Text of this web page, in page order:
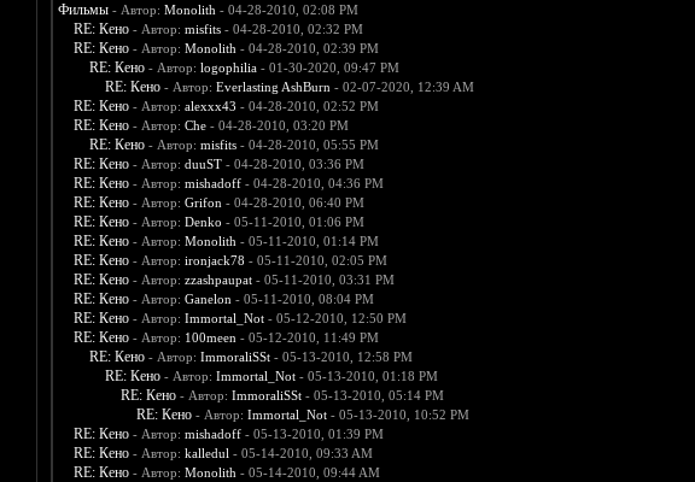
Фильмы - Автор: Monolith - 04-28-2010, 02:08 PM
RE: Кено - Автор: misfits- 04-28-2010, 02:32 PM
RE: Кено - Автор: Monolith - 04-28-2010, 02:39 PM
RE: Кено - Автор: logophilia- 01-30-2020, 09:47 PM
RE: Кено - Автор: Everlasting AshBurn - 02-07-2020, 12:39 AM
RE: Кено - Автор: alexxx43 - 04-28-2010, 02:52 PM
RE: Кено - Автор: Che- 04-28-2010, 03:20 PM
RE: Кено - Автор: misfits- 04-28-2010, 05:55 PM
RE: Кено - Автор: duuST- 04-28-2010, 03:36 PM
RE: Кено - Автор: mishadoff- 04-28-2010, 04:36 PM
RE: Кено - Автор: Grifon - 04-28-2010, 06:40 PM
RE: Кено - Автор: Denko - 05-11-2010, 01:06 PM
RE: Кено - Автор: Monolith - 05-11-2010, 01:14 PM
RE: Кено - Автор: ironjack78 - 05-11-2010, 02:05 PM
RE: Кено - Автор: zzashpaupat- 05-11-2010, 03:31 PM
RE: Кено - Автор: Ganelon - 05-11-2010, 08:04 PM
RE: Кено - Автор: Immortal_Not- 05-12-2010, 12:50 PM
RE: Кено - Автор: 100meen - 05-12-2010, 11:49 PM
RE: Кено - Автор: ImmoraliSSt- 05-13-2010, 12:58 PM
RE: Кено - Автор: Immortal_Not- 05-13-2010, 01:18 PM
RE: Кено - Автор: ImmoraliSSt- 05-13-2010, 05:14 PM
RE: Кено - Автор: Immortal_Not- 05-13-2010, 10:52 PM
RE: Кено - Автор: mishadoff- 05-13-2010, 01:39 PM
RE: Кено - Автор: kalledul - 05-14-2010, 09:33 AM
RE: Кено - Автор: Monolith - 05-14-2010, 09:44 AM